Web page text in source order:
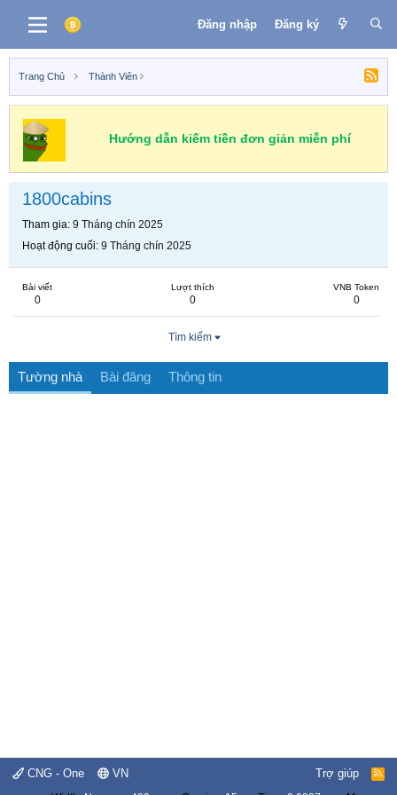
Đăng nhập Đăng ký
Trang Chủ Thành Viên
Hướng dẫn kiếm tiền đơn giản miễn phí
1800cabins
Tham gia 9 Tháng chín 2025
Hoạt động cuối 9 Tháng chín 2025
Bài viết
0
Lượt thích
0
VNB Token
0
Tìm kiếm
Tường nhà Bài đăng Thông tin
CNG - One VN Trợ giúp
R